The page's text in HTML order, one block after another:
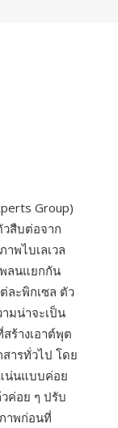
Group)
วสืบต่อจาก
พไบเลเวล
ลนแยกกัน
ละพิกเซล ตัว
มน่าจะเป็น
ร้างเอาต์พุต
ารทั่วไป โดย
น่นแบบค่อย
ค่อย ๆ ปรับ
าพก่อนที่